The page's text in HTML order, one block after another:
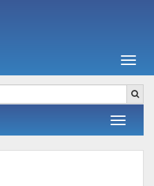
Фильтр